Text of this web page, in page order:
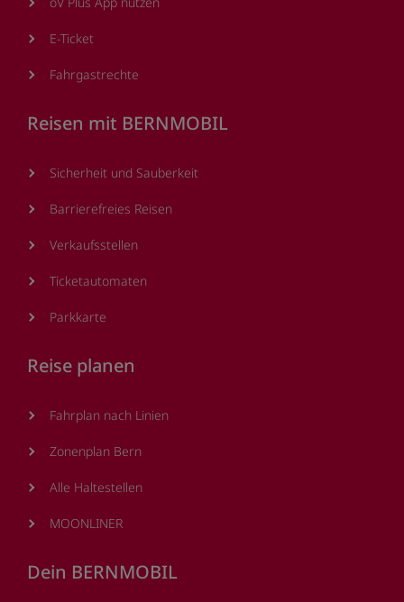
E-Ticket
Fahrgastrechte
Reisen mit BERNMOBIL
Sicherheit und Sauberkeit
Barrierefreies Reisen
Verkaufsstellen
Ticketautomaten
Parkkarte
Reise planen
Fahrplan nach Linien
Zonenplan Bern
Alle Haltestellen
MOONLINER
Dein BERNMOBIL